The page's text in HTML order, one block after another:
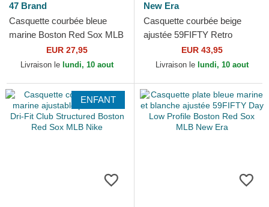
47 Brand
Casquette courbée bleue
marine Boston Red Sox MLB
Clean Up 47 Brand
EUR 27,95
Livraison le lundi, 10 aout
New Era
Casquette courbée beige
ajustée 59FIFTY Retro
Crown Linen Boston Red Sox
MLB New Era
EUR 43,95
Livraison le lundi, 10 aout
ENFANT